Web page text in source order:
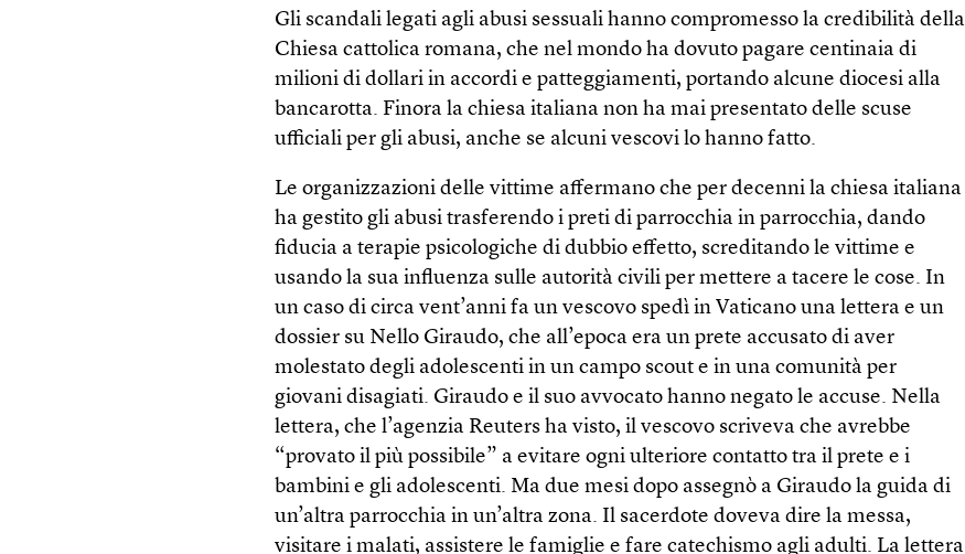
Gli scandali legati agli abusi sessuali hanno compromesso la credibilità della
Chiesa cattolica romana, che nel mondo ha dovuto pagare centinaia di
milioni di dollari in accordi e patteggiamenti, portando alcune diocesi alla
bancarotta. Finora la chiesa italiana non ha mai presentato delle scuse
ufficiali per gli abusi, anche se alcuni vescovi lo hanno fatto.
Le organizzazioni delle vittime affermano che per decenni la chiesa italiana
ha gestito gli abusi trasferendo i preti di parrocchia in parrocchia, dando
fiducia a terapie psicologiche di dubbio effetto, screditando le vittime e
usando la sua influenza sulle autorità civili per mettere a tacere le cose. In
un caso di circa vent’anni fa un vescovo spedì in Vaticano una lettera e un
dossier su Nello Giraudo, che all’epoca era un prete accusato di aver
molestato degli adolescenti in un campo scout e in una comunità per
giovani disagiati. Giraudo e il suo avvocato hanno negato le accuse. Nella
lettera, che l’agenzia Reuters ha visto, il vescovo scriveva che avrebbe
“provato il più possibile” a evitare ogni ulteriore contatto tra il prete e i
bambini e gli adolescenti. Ma due mesi dopo assegnò a Giraudo la guida di
un’altra parrocchia in un’altra zona. Il sacerdote doveva dire la messa,
visitare i malati, assistere le famiglie e fare catechismo agli adulti. La lettera